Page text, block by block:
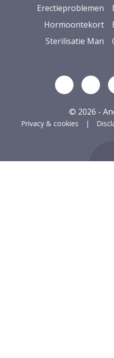
Erectieproblemen
Hormoontekort
Sterilisatie Man
Volg ons
Volg
© 2026 -
Privacy & cookies
naar